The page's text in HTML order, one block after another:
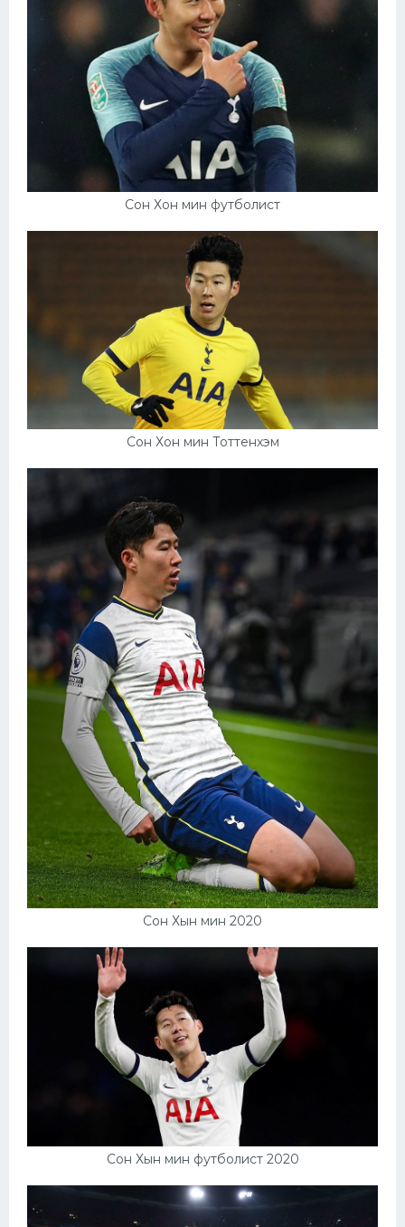
Сон Хон мин футболист
Сон Хон мин Тоттенхэм
Сон Хын мин 2020
Сон Хын мин футболист 2020